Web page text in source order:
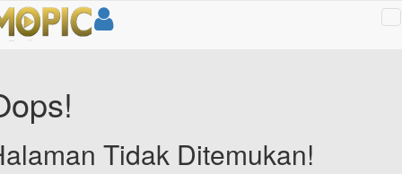
Tidak Ditemukan!